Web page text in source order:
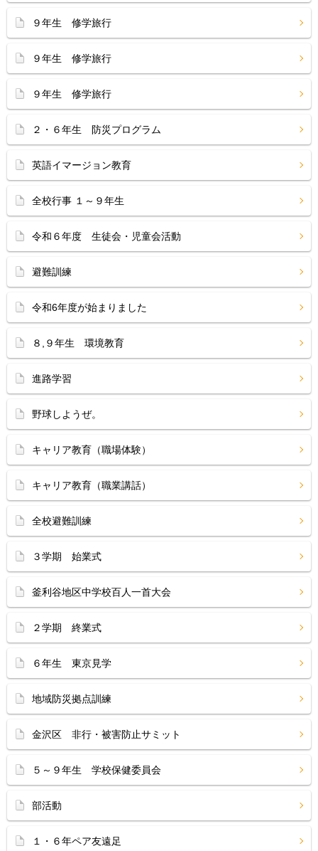
９年生 修学旅行
９年生 修学旅行
９年生 修学旅行
２・６年生 防災プログラム
英語イマージョン教育
全校行事 １～９年生
令和６年度 生徒会・児童会活動
避難訓練
令和6年度が始まりました
８,９年生 環境教育
進路学習
野球しようぜ。
キャリア教育（職場体験）
キャリア教育（職業講話）
全校避難訓練
３学期 始業式
釜利谷地区中学校百人一首大会
２学期 終業式
６年生 東京見学
地域防災拠点訓練
金沢区 非行・被害防止サミット
５～９年生 学校保健委員会
部活動
１・６年ペア友遠足